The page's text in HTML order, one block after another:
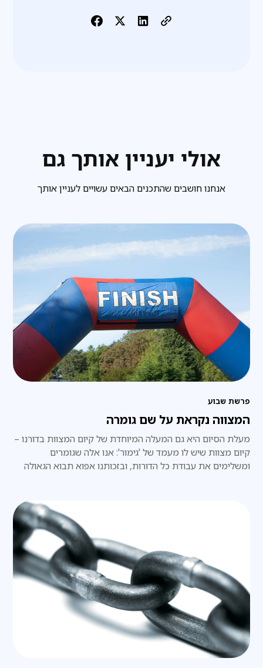
אולי יעניין אותך גם
אנחנו חושבים שהתכנים הבאים עשויים לעניין אותך
פרשת שבוע
המצווה נקראת על שם גומרה
מעלת הסיום היא גם המעלה המיוחדת של קיום המצוות בדורנו –
קיום מצוות שיש לו מעמד של 'גימור': אנו אלה שגומרים
ומשלימים את עבודת כל הדורות, ובזכותנו אפוא תבוא הגאולה